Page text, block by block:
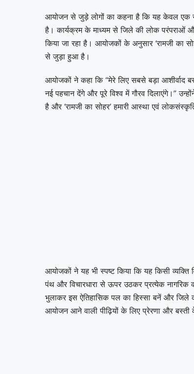
आयोजन से जुड़े लोगों का कहना है कि यह केवल एक
है। कार्यक्रम के माध्यम से जिले की लोक परंपराओं
किया जा रहा है। आयोजकों के अनुसार ‘रामजी का
से जुड़ा हुआ है।
आयोजकों ने कहा कि “मेरे लिए सबसे बड़ा आशीर्वाद
नई पहचान देंगे और पूरे विश्व में गौरव दिलाएंगे।”
है और ‘रामजी का सोहर’ हमारी आस्था एवं
आयोजकों ने यह भी स्पष्ट किया कि यह किसी व्यक्ति
पंथ और विचारधारा से ऊपर उठकर प्रत्येक नागरिक
भुलाकर इस ऐतिहासिक पल का हिस्सा बनें और जिले
आयोजन आने वाली पीढ़ियों के लिए प्रेरणा और बस्ती